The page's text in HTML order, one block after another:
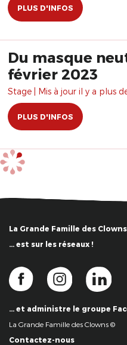
PLUS D'INFOS
Du masque
février 2023
Stage | Mis à jour il y a plus
PLUS D'INFOS
La Grande Famille des
… est sur les réseaux !
… et administre le groupe
La Grande Famille des Clowns ©
Contactez-nous